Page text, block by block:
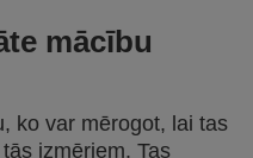
mācību
ko var mērogot, lai tas
izmēriem. Tas